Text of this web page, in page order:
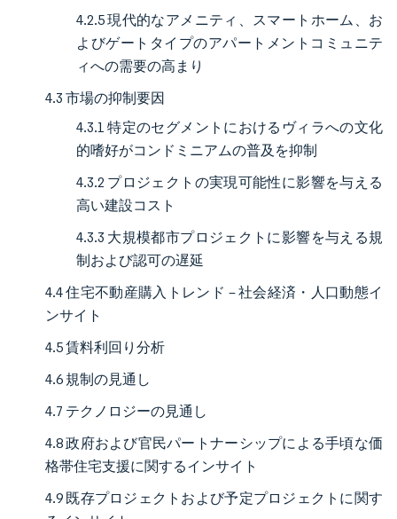
4.2.5 現代的なアメニティ、スマートホーム、お
よびゲートタイプのアパートメントコミュニテ
ィへの需要の高まり
4.3 市場の抑制要因
4.3.1 特定のセグメントにおけるヴィラへの文化
的嗜好がコンドミニアムの普及を抑制
4.3.2 プロジェクトの実現可能性に影響を与える
高い建設コスト
4.3.3 大規模都市プロジェクトに影響を与える規
制および認可の遅延
4.4 住宅不動産購入トレンド – 社会経済・人口動態イ
ンサイト
4.5 賃料利回り分析
4.6 規制の見通し
4.7 テクノロジーの見通し
4.8 政府および官民パートナーシップによる手頃な価
格帯住宅支援に関するインサイト
4.9 既存プロジェクトおよび予定プロジェクトに関す